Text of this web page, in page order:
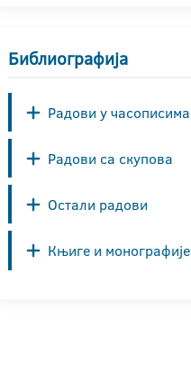
Библиографија
Радови у часописима
Радови са скупова
Остали радови
Књиге и монографије